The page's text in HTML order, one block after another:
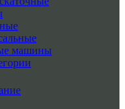
машины